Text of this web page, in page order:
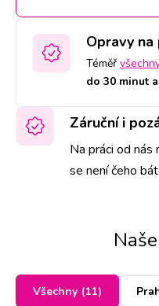
Opravy na
Téměř
do 30 minut
Záruční i
Na práci od nás
se není čeho bát.
Naše
Všechny (11)